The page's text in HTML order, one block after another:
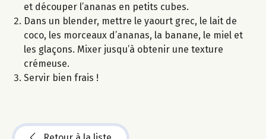
et découper l’ananas en petits cubes.
Dans un blender, mettre le yaourt grec, le lait de
coco, les morceaux d’ananas, la banane, le miel et
les glaçons. Mixer jusqu’à obtenir une texture
crémeuse.
Servir bien frais !